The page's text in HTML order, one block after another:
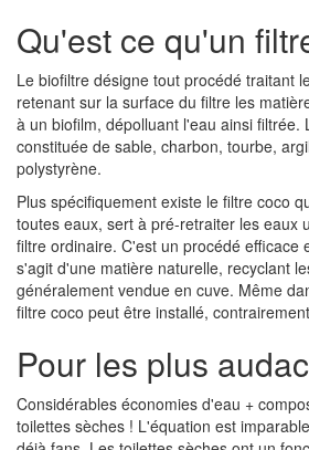
Qu'est ce qu'un
Le biofiltre désigne tout procédé traitant
retenant sur la surface du filtre les
à un biofilm, dépolluant l'eau ainsi filtrée.
constituée de sable, charbon, tourbe,
polystyrène.
Plus spécifiquement existe le filtre coco
toutes eaux, sert à pré-retraiter les eaux
filtre ordinaire. C'est un procédé efficace
s'agit d'une matière naturelle, recyclant
généralement vendue en cuve. Même
filtre coco peut être installé,
Pour les plus
Considérables économies d'eau +
toilettes sèches ! L'équation est